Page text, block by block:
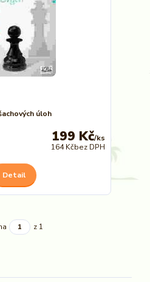
úloh
199 Kč/ks
164 Kčbez DPH
Detail
z 1